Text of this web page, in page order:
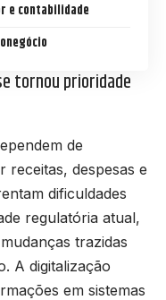
e contabilidade
tornou prioridade
de
receitas, despesas e
dificuldades
regulatória atual,
trazidas
A digitalização
em sistemas